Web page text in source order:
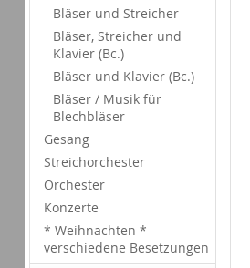
Bläser und Streicher
Bläser, Streicher und
Klavier (Bc.)
Bläser und Klavier (Bc.)
Bläser / Musik für
Blechbläser
Gesang
Streichorchester
Orchester
Konzerte
* Weihnachten *
verschiedene Besetzungen